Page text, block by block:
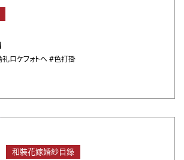
ロケフォトへ #色打掛
和裝花嫁婚紗目錄